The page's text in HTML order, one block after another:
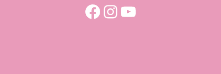
Facebook
Instagram
YouTube